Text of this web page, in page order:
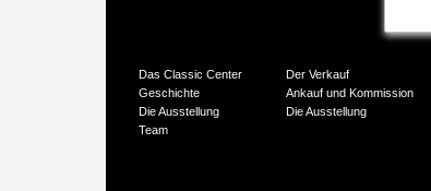
Das Classic Center
Geschichte
Die Ausstellung
Team
Der Verkauf
Ankauf und Kommission
Die Ausstellung